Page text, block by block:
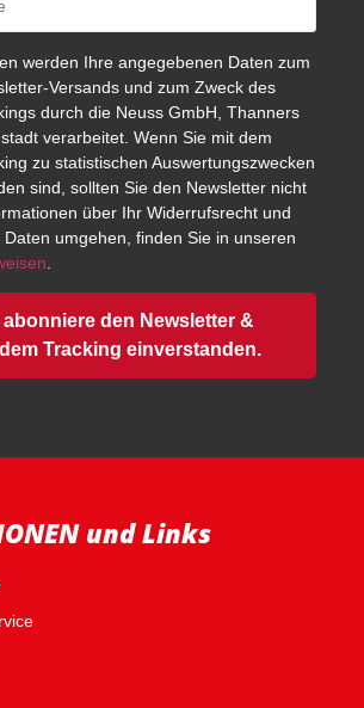
werden Ihre angegebenen Daten zum
Versands und zum Zweck des
durch die Neuss GmbH, Thanners
verarbeitet. Wenn Sie mit dem
zu statistischen Auswertungszwecken
sind, sollten Sie den Newsletter nicht
über Ihr Widerrufsrecht und
umgehen, finden Sie in unseren
den Newsletter &
Tracking einverstanden.
und Links